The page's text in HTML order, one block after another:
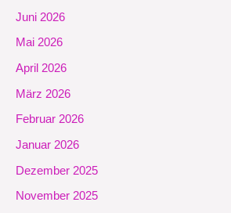
Juni 2026
Mai 2026
April 2026
März 2026
Februar 2026
Januar 2026
Dezember 2025
November 2025